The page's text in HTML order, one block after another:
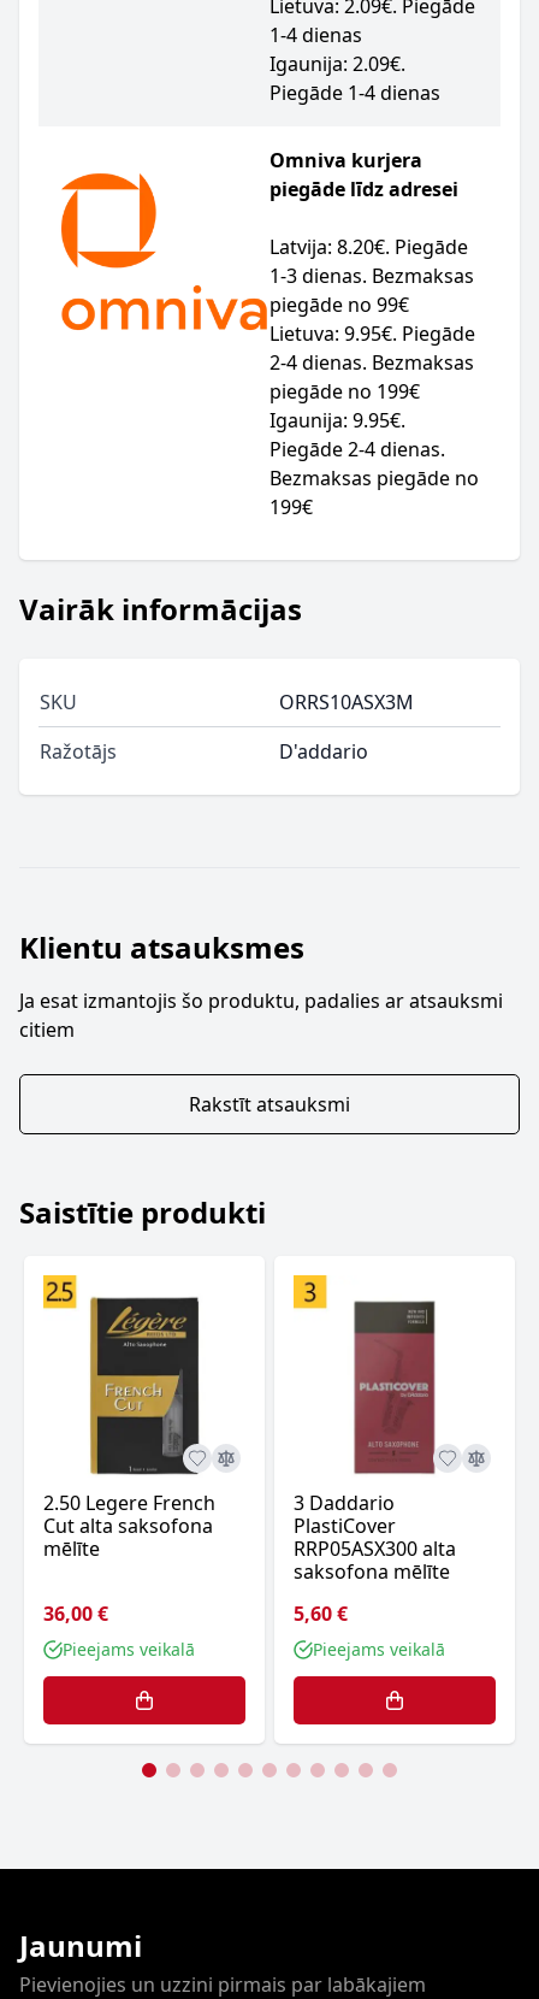
Lietuva: 2.09€. Piegāde
1-4 dienas
Igaunija: 2.09€.
Piegāde 1-4 dienas
Omniva kurjera
piegāde līdz adresei
Latvija: 8.20€. Piegāde
1-3 dienas. Bezmaksas
piegāde no 99€
Lietuva: 9.95€. Piegāde
2-4 dienas. Bezmaksas
piegāde no 199€
Igaunija: 9.95€.
Piegāde 2-4 dienas.
Bezmaksas piegāde no
199€
Vairāk informācijas
SKU
ORRS10ASX3M
Ražotājs
D'addario
Klientu atsauksmes
Ja esat izmantojis šo produktu, padalies ar atsauksmi
citiem
Rakstīt atsauksmi
Saistītie produkti
2.50 Legere French
Cut alta saksofona
mēlīte
36,00 €
Pieejams veikalā
3 Daddario
PlastiCover
RRP05ASX300 alta
saksofona mēlīte
5,60 €
Pieejams veikalā
Jaunumi
Pievienojies un uzzini pirmais par labākajiem